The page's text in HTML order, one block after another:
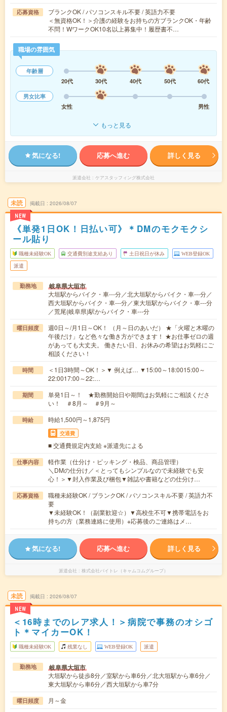
応募資格
ブランクOK / パソコンスキル不要 / 英語力不要
＜無資格OK！＞介護の経験をお持ちの方ブランクOK・年齢
不問！WワークOK10名以上募集中！履歴書不…
職場の雰囲気
年齢層
20代
30代 40代 50代
60代
男女比率
女性
男性
もっと見る
気になる! 応募へ進む 詳しく見る
派遣会社 ケアスタッフィング株式会社
未読
NEW
掲載日 2026/08/07
《単発1日OK！日払い可》＊DMのモクモクシ
ール貼り
職種未経験OK 交通費別途支給あり 土日祝日が休み WEB登録OK
派遣
勤務地 岐阜県大垣市
大垣駅からバイク・車---分／北大垣駅からバイク・車---分／
西大垣駅からバイク・車---分／東大垣駅からバイク・車---分
／荒尾(岐阜県)駅からバイク・車---分
曜日頻度
週0日～/月1日～OK！ （月～日のあいだ） ★「火曜と木曜の
午後だけ」など色々な働き方ができます！ ★お仕事ゼロの週
があっても大丈夫。 働きたい日、お休みの希望はお気軽にご
相談ください！
時間
＜1日3時間～OK！＞▼ 例えば… ▼15:00～18:0015:00～
22:0017:00～22:…
期間
単発1日～！ ★勤務開始日や期間はお気軽にご相談くださ
い！ ＃8月～ ＃9月～
時給 時給1,500円～1,875円
交通費
■ 交通費規定内支給 ※派遣先による
仕事内容
軽作業（仕分け・ピッキング・検品、商品管理）
＼DMの仕分け／＜とってもシンプルなので未経験でも安
心！＞▼封入作業及び梱包▼雑誌や書籍などの仕分け…
応募資格
職種未経験OK / ブランクOK / パソコンスキル不要 / 英語力不
要
▼未経験OK！（副業歓迎☆）▼高校生不可▼携帯電話をお
持ちの方（業務連絡に使用）※応募後のご連絡はメ…
気になる! 応募へ進む 詳しく見る
派遣会社 株式会社バイトレ（キャムコムグループ）
未読
NEW
掲載日 2026/08/07
＜16時までのレア求人！＞病院で事務のオシゴ
ト＊マイカーOK！
職種未経験OK 残業なし WEB登録OK 派遣
勤務地 岐阜県大垣市
大垣駅から徒歩8分／室駅から車6分／北大垣駅から車6分／
東大垣駅から車6分／西大垣駅から車7分
曜日頻度 月～金